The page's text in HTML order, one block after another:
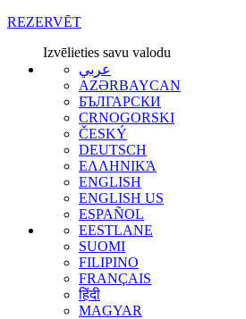
REZERVĒT
Izvēlieties savu valodu
عربي
AZƏRBAYCAN
БЪЛГАРСКИ
CRNOGORSKI
ČESKÝ
DEUTSCH
ΕΛΛΗΝΙΚΆ
ENGLISH
ENGLISH US
ESPAÑOL
EESTLANE
SUOMI
FILIPINO
FRANÇAIS
हिंदी
MAGYAR